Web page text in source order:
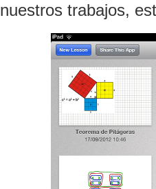
nuestros trabajos,